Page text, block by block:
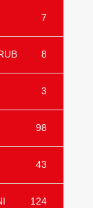
7
8
3
98
43
124